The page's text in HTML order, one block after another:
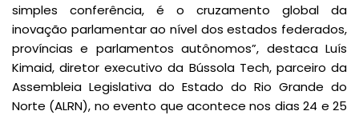
simples conferência, é o cruzamento global da
inovação parlamentar ao nível dos estados federados,
províncias e parlamentos autônomos”, destaca Luís
Kimaid, diretor executivo da Bússola Tech, parceiro da
Assembleia Legislativa do Estado do Rio Grande do
Norte (ALRN), no evento que acontece nos dias 24 e 25